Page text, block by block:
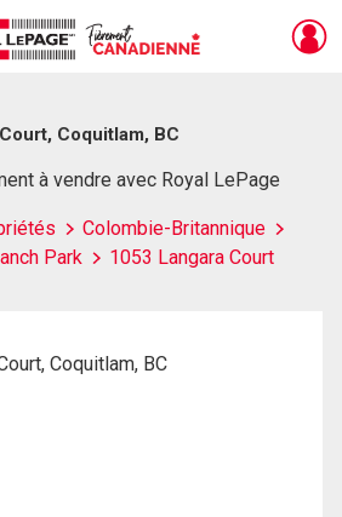
Coquitlam, BC
à vendre avec Royal LePage
Colombie-Britannique
Park 1053 Langara Court